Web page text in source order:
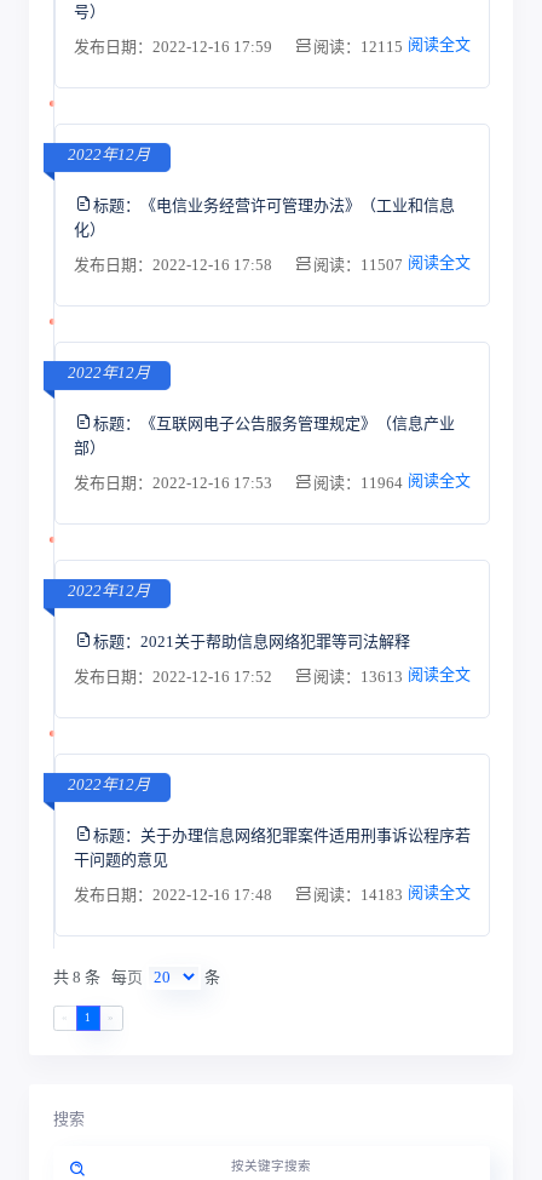
号）
发布日期：2022-12-16 17:59
阅读：12115 阅读全文
2022年12月
标题：
《电信业务经营许可管理办法》（工业和信息
化）
发布日期：2022-12-16 17:58
阅读：11507 阅读全文
2022年12月
标题：
《互联网电子公告服务管理规定》（信息产业
部）
发布日期：2022-12-16 17:53
阅读：11964 阅读全文
2022年12月
标题： 2021关于帮助信息网络犯罪等司法解释
发布日期：2022-12-16 17:52
阅读：13613 阅读全文
2022年12月
标题： 关于办理信息网络犯罪案件适用刑事诉讼程序若
干问题的意见
发布日期：2022-12-16 17:48
阅读：14183 阅读全文
共 8 条 每页 条
1 »
搜索